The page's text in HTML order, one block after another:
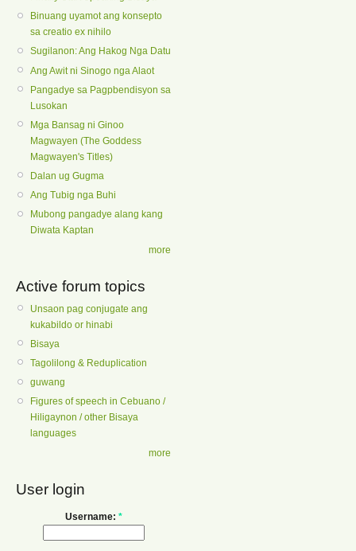
Binuang uyamot ang konsepto
sa creatio ex nihilo
Sugilanon: Ang Hakog Nga Datu
Ang Awit ni Sinogo nga Alaot
Pangadye sa Pagpbendisyon sa
Lusokan
Mga Bansag ni Ginoo
Magwayen (The Goddess
Magwayen's Titles)
Dalan ug Gugma
Ang Tubig nga Buhi
Mubong pangadye alang kang
Diwata Kaptan
more
Active forum topics
Unsaon pag conjugate ang
kukabildo or hinabi
Bisaya
Tagolilong & Reduplication
guwang
Figures of speech in Cebuano /
Hiligaynon / other Bisaya
languages
more
User login
Username: *